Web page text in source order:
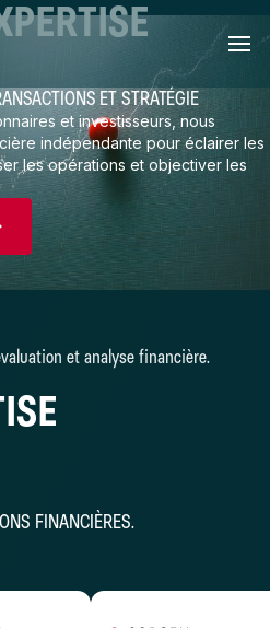
ET STRATÉGIE
et investisseurs, nous
indépendante pour éclairer les
les opérations et objectiver les
et analyse financière.
FINANCIÈRES.